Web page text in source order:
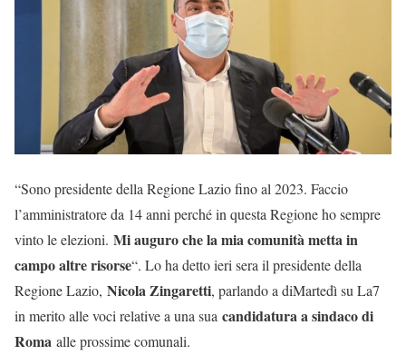
“Sono presidente della Regione Lazio fino al 2023. Faccio
l’amministratore da 14 anni perché in questa Regione ho sempre
vinto le elezioni. Mi auguro che la mia comunità metta in
campo altre risorse“. Lo ha detto ieri sera il presidente della
Regione Lazio, Nicola Zingaretti, parlando a diMartedì su La7
in merito alle voci relative a una sua candidatura a sindaco di
Roma alle prossime comunali.